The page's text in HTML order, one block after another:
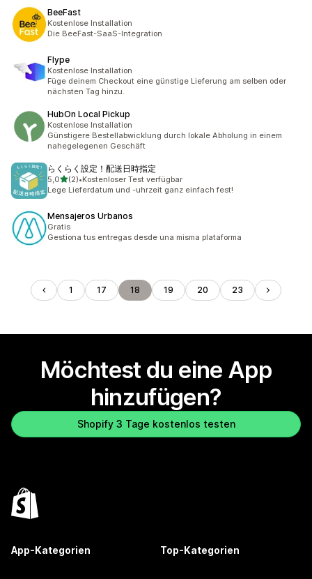
BeeFast
Kostenlose Installation
Die BeeFast-SaaS-Integration
Flype
Kostenlose Installation
Füge deinem Checkout eine günstige Lieferung am selben oder
nächsten Tag hinzu.
HubOn Local Pickup
Kostenlose Installation
Günstigere Bestellabwicklung durch lokale Abholung in einem
nahegelegenen Geschäft
らくらく設定！配送日時指定
5,0von 5 Sternen
(2)
2 Rezensionen insgesamt
•Kostenloser Test verfügbar
Lege Lieferdatum und -uhrzeit ganz einfach fest!
Mensajeros Urbanos
Gratis
Gestiona tus entregas desde una misma plataforma
1 17 18 19 20 23
Möchtest du eine App
hinzufügen?
Shopify 3 Tage kostenlos testen
App-Kategorien Top-Kategorien